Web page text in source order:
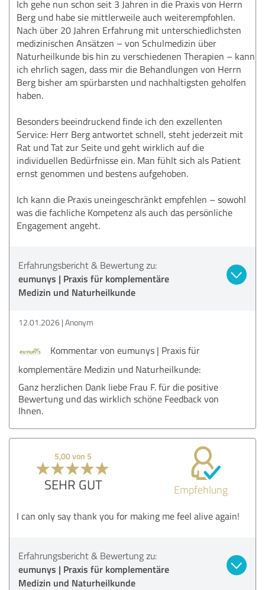
Ich gehe nun schon seit 3 Jahren in die Praxis von Herrn
Berg und habe sie mittlerweile auch weiterempfohlen.
Nach über 20 Jahren Erfahrung mit unterschiedlichsten
medizinischen Ansätzen – von Schulmedizin über
Naturheilkunde bis hin zu verschiedenen Therapien – kann
ich ehrlich sagen, dass mir die Behandlungen von Herrn
Berg bisher am spürbarsten und nachhaltigsten geholfen
haben.
Besonders beeindruckend finde ich den exzellenten
Service: Herr Berg antwortet schnell, steht jederzeit mit
Rat und Tat zur Seite und geht wirklich auf die
individuellen Bedürfnisse ein. Man fühlt sich als Patient
ernst genommen und bestens aufgehoben.
Ich kann die Praxis uneingeschränkt empfehlen – sowohl
was die fachliche Kompetenz als auch das persönliche
Engagement angeht.
Erfahrungsbericht & Bewertung zu:
eumunys | Praxis für komplementäre
Medizin und Naturheilkunde
12.01.2026 Anonym
Kommentar von eumunys | Praxis für
komplementäre Medizin und Naturheilkunde:
Ganz herzlichen Dank liebe Frau F. für die positive
Bewertung und das wirklich schöne Feedback von
Ihnen.
5,00 von 5
SEHR GUT Empfehlung
I can only say thank you for making me feel alive again!
Erfahrungsbericht & Bewertung zu:
eumunys | Praxis für komplementäre
Medizin und Naturheilkunde